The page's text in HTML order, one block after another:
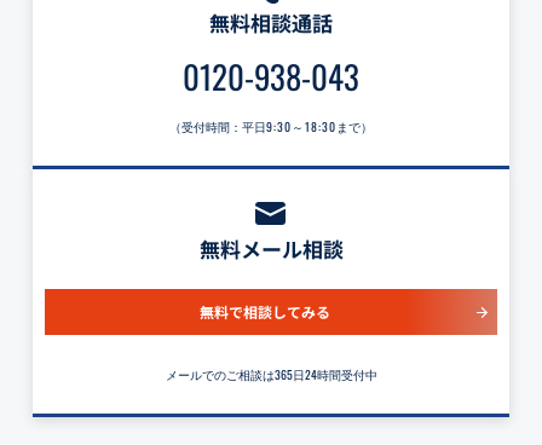
無料相談通話
0120-938-043
（受付時間：平日9:30～18:30 まで）
無料メール相談
無料で相談してみる
メールでのご相談は365日24時間受付中